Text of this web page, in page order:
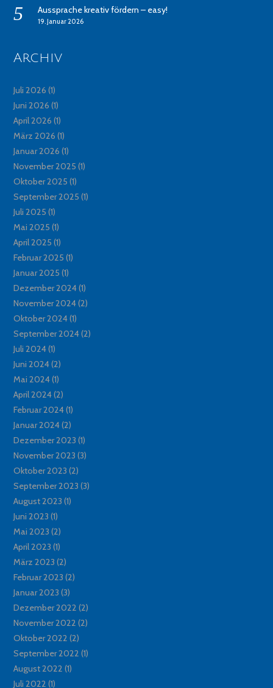
Aussprache kreativ fördern – easy!
19. Januar 2026
Archiv
Juli 2026 (1)
Juni 2026 (1)
April 2026 (1)
März 2026 (1)
Januar 2026 (1)
November 2025 (1)
Oktober 2025 (1)
September 2025 (1)
Juli 2025 (1)
Mai 2025 (1)
April 2025 (1)
Februar 2025 (1)
Januar 2025 (1)
Dezember 2024(1)
November 2024(2)
Oktober 2024(1)
September 2024(2)
Juli 2024(1)
Juni 2024(2)
Mai 2024(1)
April 2024(2)
Februar 2024(1)
Januar 2024(2)
Dezember 2023 (1)
November 2023 (3)
Oktober 2023 (2)
September 2023 (3)
August 2023 (1)
Juni 2023 (1)
Mai 2023 (2)
April 2023 (1)
März 2023 (2)
Februar 2023 (2)
Januar 2023 (3)
Dezember 2022 (2)
November 2022 (2)
Oktober 2022 (2)
September 2022 (1)
August 2022 (1)
Juli 2022 (1)